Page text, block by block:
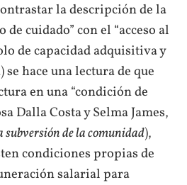
la descripción de la
cuidado” con el “acceso al
de capacidad adquisitiva y
hace una lectura de que
en una “condición de
Dalla Costa y Selma James,
subversión de la comunidad),
condiciones propias de
salarial para